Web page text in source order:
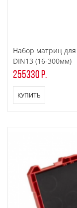
Набор матриц
DIN13 (16-300мм)
255330 р.
КУПИТЬ